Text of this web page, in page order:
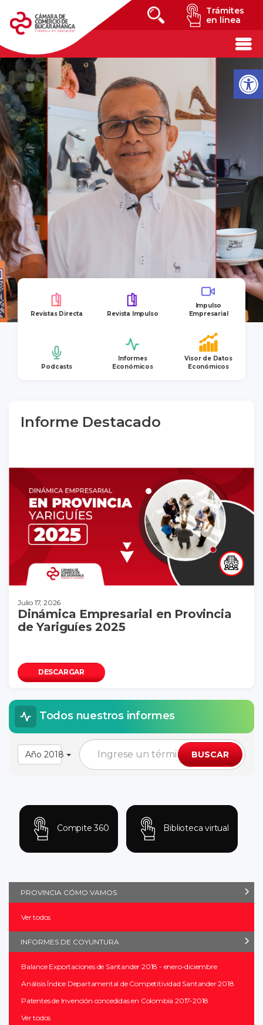
Trámites
en línea
Revistas Directa Revista Impulso
Impulso
Empresarial
Podcasts
Informes
Económicos
Visor de Datos
Económicos
Informe Destacado
Julio 17, 2026
Dinámica Empresarial en Provincia
de Yariguíes 2025
DESCARGAR
Todos nuestros informes
Año 2018 BUSCAR
Compite 360 Biblioteca virtual
PROVINCIA CÓMO VAMOS
Ver todos
INFORMES DE COYUNTURA
Balance Exportaciones de Santander 2018 - enero-diciembre
Análisis Índice Departamental de Competitividad Santander 2018
Patentes de Invención concedidas en Colombia 2017-2018
Ver todos